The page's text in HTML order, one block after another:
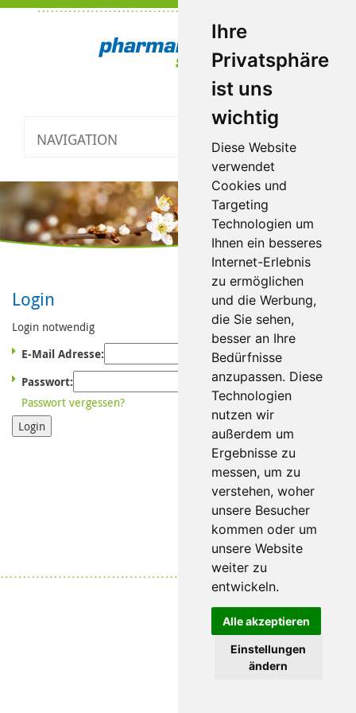
Ihre
Privatsphäre
ist uns
wichtig
Diese Website
verwendet
Cookies und
Targeting
Technologien um
Ihnen ein besseres
Internet-Erlebnis
zu ermöglichen
und die Werbung,
die Sie sehen,
besser an Ihre
Bedürfnisse
anzupassen. Diese
Technologien
nutzen wir
außerdem um
Ergebnisse zu
messen, um zu
verstehen, woher
unsere Besucher
kommen oder um
unsere Website
weiter zu
entwickeln.
Alle akzeptieren
Einstellungen
ändern
NAVIGATION
Login
Login notwendig
E-Mail Adresse:
Passwort:
Passwort vergessen?
Login
Datenschutz|